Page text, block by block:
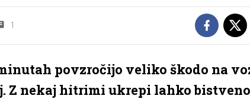
1
povzročijo veliko škodo na
Z nekaj hitrimi ukrepi lahko bistveno